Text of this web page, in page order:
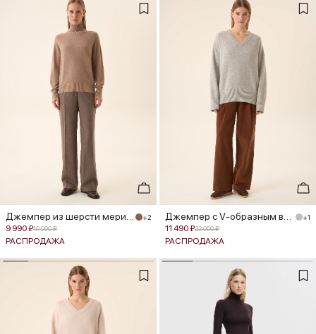
+2
9 990 ₽19 990 ₽
РАСПРОДАЖА
+1
11 490 ₽22 990 ₽
РАСПРОДАЖА